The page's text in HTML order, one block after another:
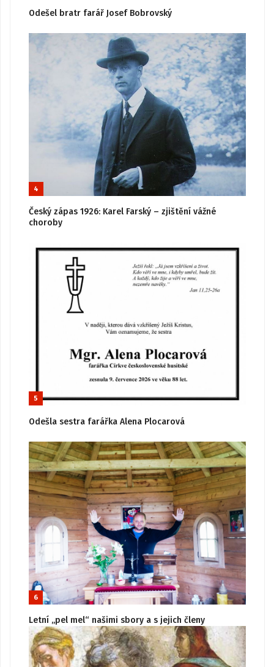
Odešel bratr farář Josef Bobrovský
4
Český zápas 1926: Karel Farský – zjištění vážné
choroby
5
Odešla sestra farářka Alena Plocarová
6
Letní „pel mel“ našimi sbory a s jejich členy